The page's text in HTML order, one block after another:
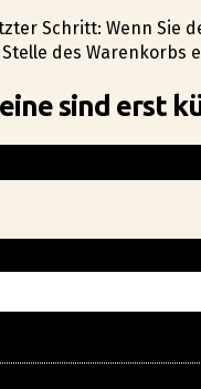
Schritt: Wenn Sie
des Warenkorbs
sind erst